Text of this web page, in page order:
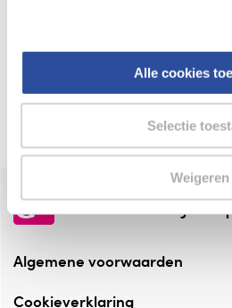
Alle cookies
Selectie
Weigeren
Altijd onze folder bij de
Check onze folders ⁠bij
de vriendelijke
Algemene voorwaarden
Cookieverklaring